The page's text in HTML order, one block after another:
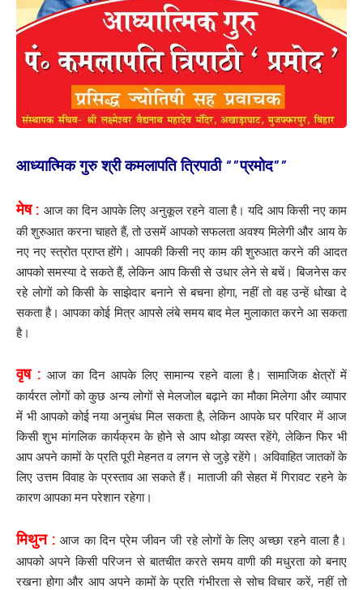
आध्यात्मिक गुरु श्री कमलापति त्रिपाठी “”प्रमोद””
मेष : आज का दिन आपके लिए अनुकूल रहने वाला है। यदि आप किसी नए काम
की शुरुआत करना चाहते हैं, तो उसमें आपको सफलता अवश्य मिलेगी और आय के
नए नए स्त्रोत प्राप्त होंगे। आपकी किसी नए काम की शुरुआत करने की आदत
आपको समस्या दे सकते हैं, लेकिन आप किसी से उधार लेने से बचें। बिजनेस कर
रहे लोगों को किसी के साझेदार बनाने से बचना होगा, नहीं तो वह उन्हें धोखा दे
सकता है। आपका कोई मित्र आपसे लंबे समय बाद मेल मुलाकात करने आ सकता
है।
वृष : आज का दिन आपके लिए सामान्य रहने वाला है। सामाजिक क्षेत्रों में
कार्यरत लोगों को कुछ अन्य लोगों से मेलजोल बढ़ाने का मौका मिलेगा और व्यापार
में भी आपको कोई नया अनुबंध मिल सकता है, लेकिन आपके घर परिवार में आज
किसी शुभ मांगलिक कार्यक्रम के होने से आप थोड़ा व्यस्त रहेंगे, लेकिन फिर भी
आप अपने कामों के प्रति पूरी मेहनत व लगन से जुड़े रहेंगे। अविवाहित जातकों के
लिए उत्तम विवाह के प्रस्ताव आ सकते हैं। माताजी की सेहत में गिरावट रहने के
कारण आपका मन परेशान रहेगा।
मिथुन : आज का दिन प्रेम जीवन जी रहे लोगों के लिए अच्छा रहने वाला है।
आपको अपने किसी परिजन से बातचीत करते समय वाणी की मधुरता को बनाए
रखना होगा और आप अपने कामों के प्रति गंभीरता से सोच विचार करें, नहीं तो